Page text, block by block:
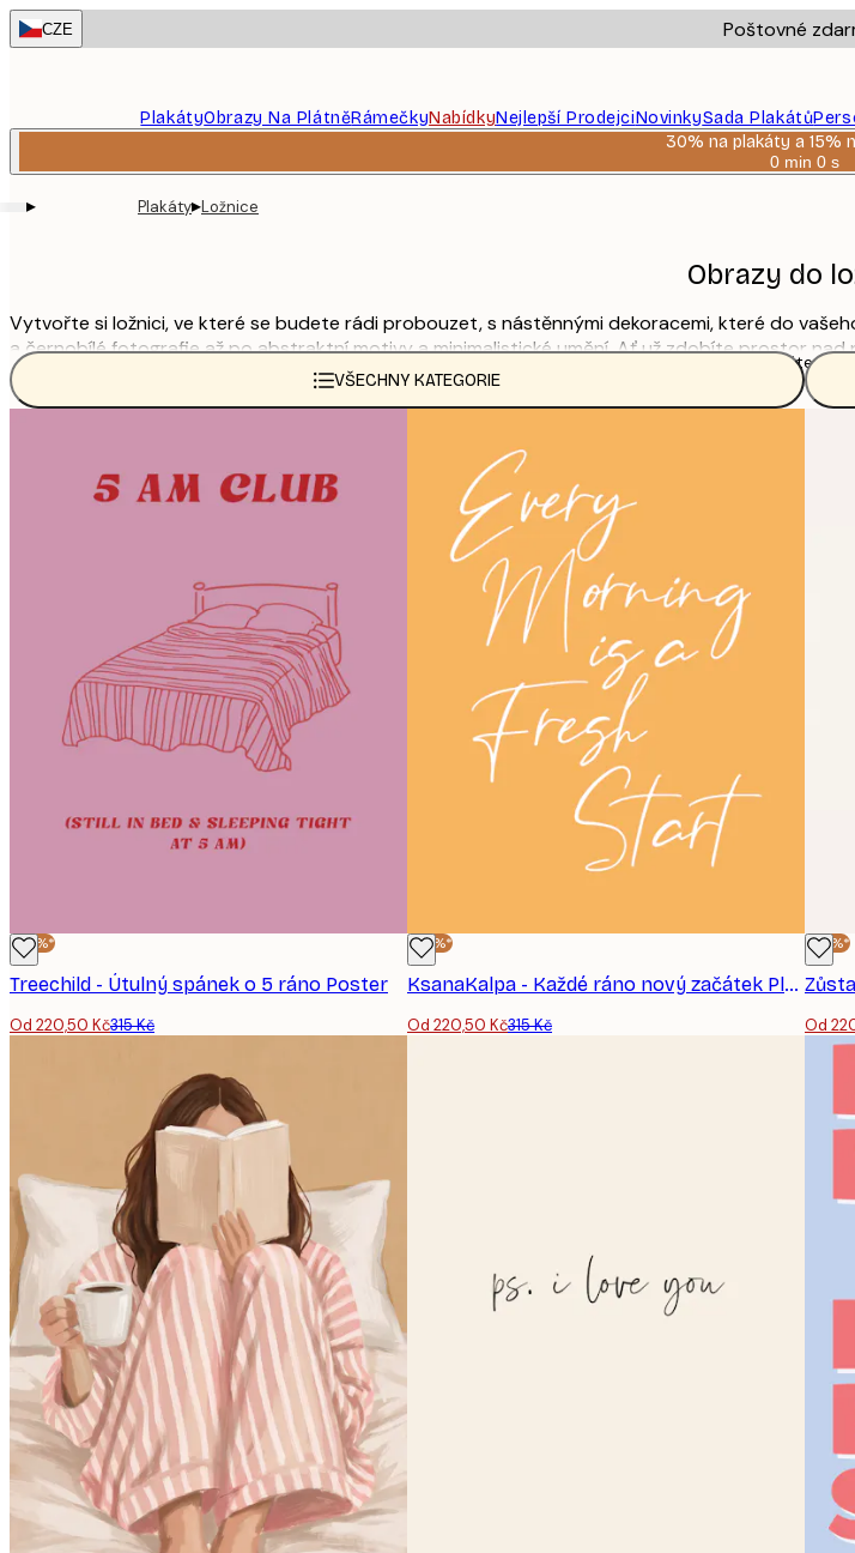
Skip
to
CZE Poštovné
PlakátyObrazy Na PlátněRámečkyNabídkyNejlepší ProdejciNovinkySada Plakátů
30% na plakáty a 15%
0 min 0 s
Platné
▸ Plakáty▸Ložnice
Obrazy do
Vytvořte si ložnici, ve které se budete rádi probouzet, s nástěnnými dekoracemi, které do
a černobílé fotografie až po abstraktní motivy a minimalistické umění. Ať už zdobíte prostor
uvolněné atmosféry.
Přečtěte si více
VŠECHNY KATEGORIE
-30%*
Treechild - Útulný spánek o 5 ráno Poster
Od 220,50 Kč315 Kč
-30%*
KsanaKalpa - Každé ráno nový začátek Plakát
Od 220,50 Kč315 Kč
-30%*
Od